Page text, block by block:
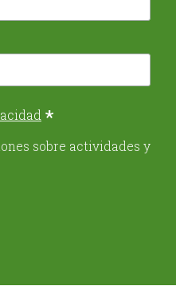
*
sobre actividades y